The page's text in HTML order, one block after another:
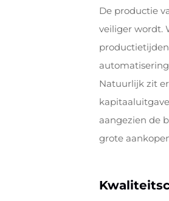
De productie
veiliger wordt.
Natuurlijk zit
aangezien de
grote